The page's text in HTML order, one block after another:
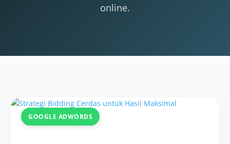
online.
GOOGLE ADWORDS